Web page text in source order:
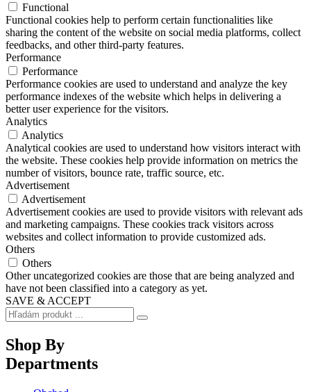
Functional
Functional cookies help to perform certain functionalities like
sharing the content of the website on social media platforms, collect
feedbacks, and other third-party features.
Performance
Performance
Performance cookies are used to understand and analyze the key
performance indexes of the website which helps in delivering a
better user experience for the visitors.
Analytics
Analytics
Analytical cookies are used to understand how visitors interact with
the website. These cookies help provide information on metrics the
number of visitors, bounce rate, traffic source, etc.
Advertisement
Advertisement
Advertisement cookies are used to provide visitors with relevant ads
and marketing campaigns. These cookies track visitors across
websites and collect information to provide customized ads.
Others
Others
Other uncategorized cookies are those that are being analyzed and
have not been classified into a category as yet.
SAVE & ACCEPT
Shop By
Departments